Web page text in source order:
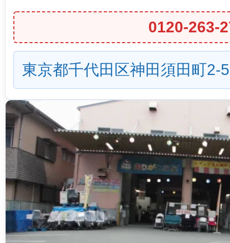
0120-263-
東京都千代田区神田須田町2-